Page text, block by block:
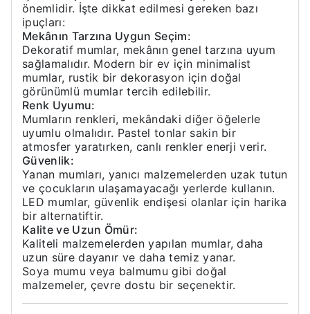
önemlidir. İşte dikkat edilmesi gereken bazı
ipuçları:
Mekânın Tarzına Uygun Seçim:
Dekoratif mumlar, mekânın genel tarzına uyum
sağlamalıdır. Modern bir ev için minimalist
mumlar, rustik bir dekorasyon için doğal
görünümlü mumlar tercih edilebilir.
Renk Uyumu:
Mumların renkleri, mekândaki diğer öğelerle
uyumlu olmalıdır. Pastel tonlar sakin bir
atmosfer yaratırken, canlı renkler enerji verir.
Güvenlik:
Yanan mumları, yanıcı malzemelerden uzak tutun
ve çocukların ulaşamayacağı yerlerde kullanın.
LED mumlar, güvenlik endişesi olanlar için harika
bir alternatiftir.
Kalite ve Uzun Ömür:
Kaliteli malzemelerden yapılan mumlar, daha
uzun süre dayanır ve daha temiz yanar.
Soya mumu veya balmumu gibi doğal
malzemeler, çevre dostu bir seçenektir.